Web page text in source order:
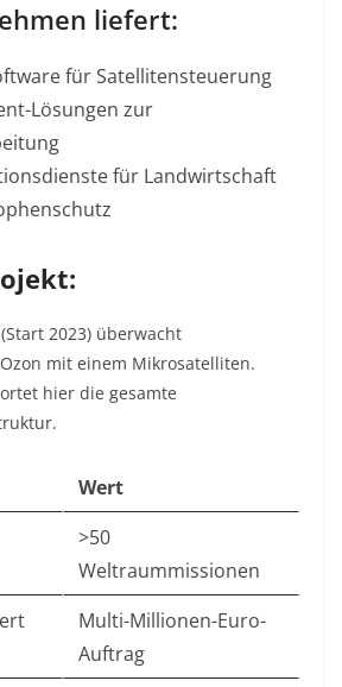
liefert:
für Satellitensteuerung
Lösungen zur
für Landwirtschaft
2023) überwacht
mit einem Mikrosatelliten.
hier die gesamte
.
Wert
>50
Weltraummissionen
Multi-Millionen-Euro-
Auftrag